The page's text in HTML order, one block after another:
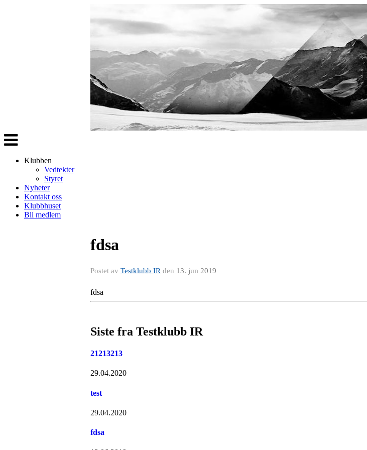
Veksle
navigasjon
Klubben
Vedtekter
Styret
Nyheter
Kontakt oss
Klubbhuset
Bli medlem
fdsa
Postet av Testklubb IR den 13. jun 2019
fdsa
Siste fra Testklubb IR
21213213
29.04.2020
test
29.04.2020
fdsa